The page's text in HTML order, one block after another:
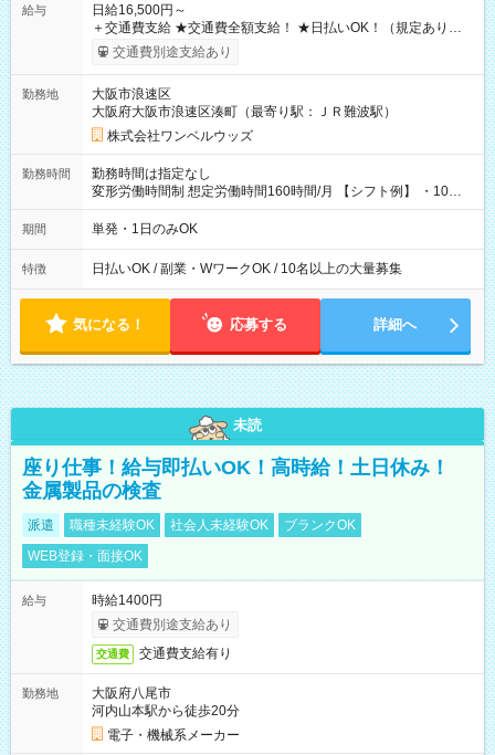
給与
日給16,500円～
＋交通費支給 ★交通費全額支給！ ★日払いOK！（規定あり） ┗
働いたその日に現金GET♪ お仕事後はコンビニATMから 日払
交通費別途支給あり
勤務地
大阪市浪速区
大阪府大阪市浪速区湊町（最寄り駅：ＪＲ難波駅）
株式会社ワンベルウッズ
勤務時間
勤務時間は指定なし
変形労働時間制 想定労働時間160時間/月 【シフト例】 ・10：
00～20：00
期間 単発・1日のみOK
特徴 日払いOK / 副業・WワークOK / 10名以上の大量募集
気になる！ 応募する 詳細へ
未読
座り仕事！給与即払いOK！高時給！土日休み！
金属製品の検査
派遣 職種未経験OK 社会人未経験OK
ブランクOK
WEB登録・面接OK
給与
時給1400円
交通費別途支給あり
交通費 交通費支給有り
勤務地
大阪府八尾市
河内山本駅から徒歩20分
電子・機械系メーカー